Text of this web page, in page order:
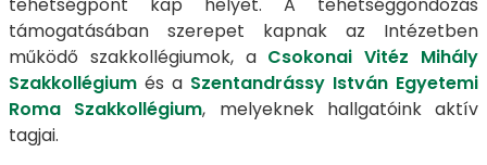
támogatásában szerepet kapnak az Intézetben
működő szakkollégiumok, a Csokonai Vitéz Mihály
Szakkollégium és a Szentandrássy István Egyetemi
Roma Szakkollégium, melyeknek hallgatóink aktív
tagjai.